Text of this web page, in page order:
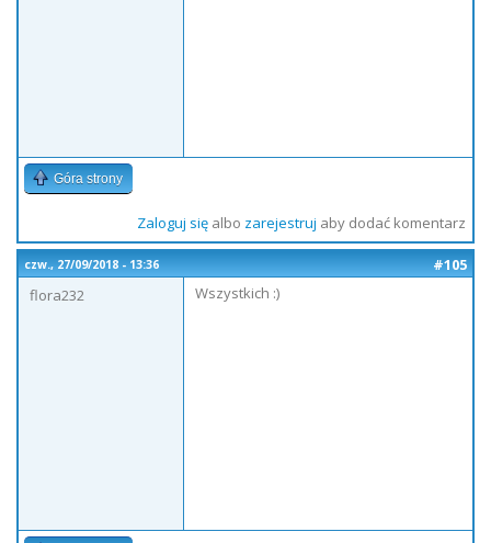
Góra strony
Zaloguj sięalbo zarejestruj aby dodać komentarz
czw., 27/09/2018 - 13:36
#105
flora232
Wszystkich :)